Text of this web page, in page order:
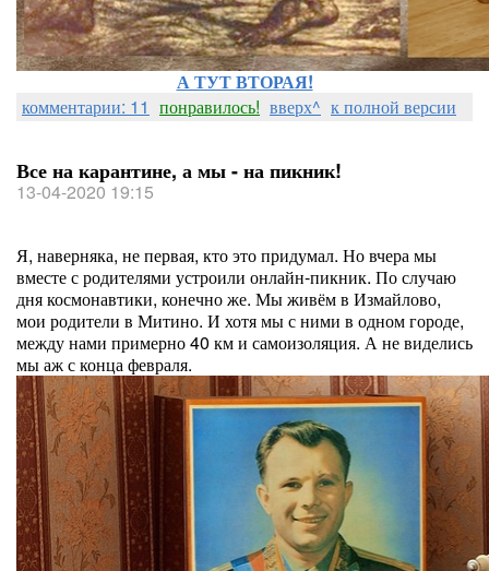
А ТУТ ВТОРАЯ!
комментарии: 11 понравилось! вверх^ к полной версии
Все на карантине, а мы - на пикник!
13-04-2020 19:15
Я, наверняка, не первая, кто это придумал. Но вчера мы
вместе с родителями устроили онлайн-пикник. По случаю
дня космонавтики, конечно же. Мы живём в Измайлово,
мои родители в Митино. И хотя мы с ними в одном городе,
между нами примерно 40 км и самоизоляция. А не виделись
мы аж с конца февраля.